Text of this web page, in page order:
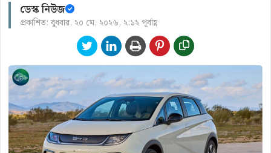
ডেস্ক নিউজ
প্রকাশিত: বুধবার, ২০ মে, ২০২৬, ২:১২ পূর্বাহ্ণ